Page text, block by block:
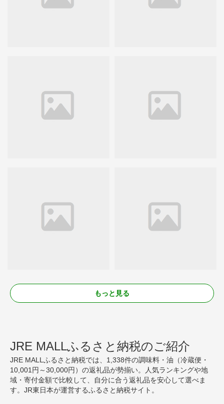
もっと見る
JRE MALLふるさと納税のご紹介
JRE MALLふるさと納税では、1,338件の調味料・油（冷蔵便・
10,001円～30,000円）の返礼品が勢揃い。人気ランキングや地
域・寄付金額で比較して、自分に合う返礼品を安心して選べま
す。JR東日本が運営するふるさと納税サイト。